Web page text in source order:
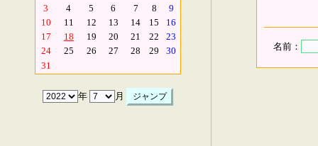
3
4 5 6 7 8
9
10
11 12 13 14 15
16
17
18 19 20 21 22
23
24
25 26 27 28 29
30
31
年 月
名前：